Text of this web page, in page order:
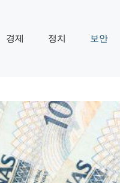
경제 정치 보안